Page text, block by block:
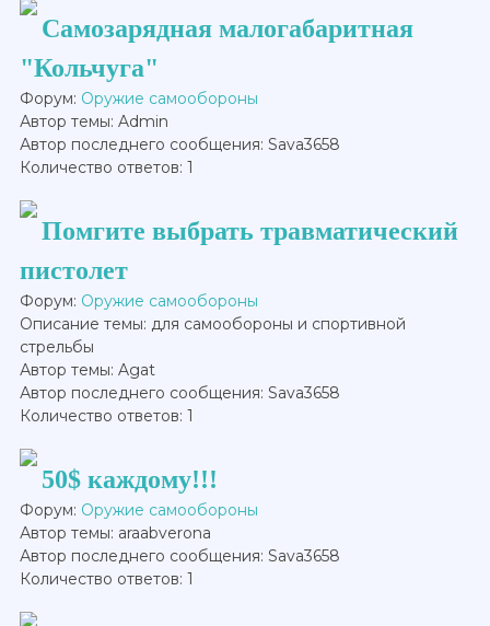
Самозарядная малогабаритная
"Кольчуга"
Форум: Оружие самообороны
Автор темы: Admin
Автор последнего сообщения: Sava3658
Количество ответов: 1
Помгите выбрать травматический
пистолет
Форум: Оружие самообороны
Описание темы: для самообороны и спортивной
стрельбы
Автор темы: Agat
Автор последнего сообщения: Sava3658
Количество ответов: 1
50$ каждому!!!
Форум: Оружие самообороны
Автор темы: araabverona
Автор последнего сообщения: Sava3658
Количество ответов: 1